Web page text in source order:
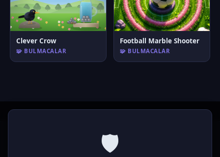
Clever Crow
🧩 BULMACALAR
Football Marble Shooter
🧩 BULMACALAR
🛡️